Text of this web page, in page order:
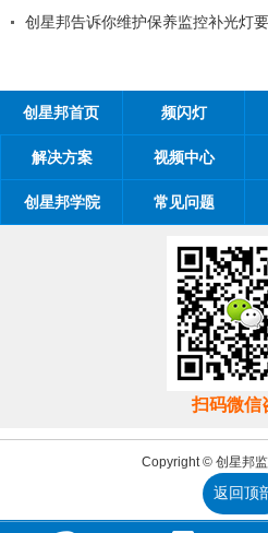
创星邦告诉你维护保养监控补光灯
创星邦首页 频闪灯
解决方案 视频中心
创星邦学院 常见问题
扫码微信
Copyright © 创星邦
返回顶